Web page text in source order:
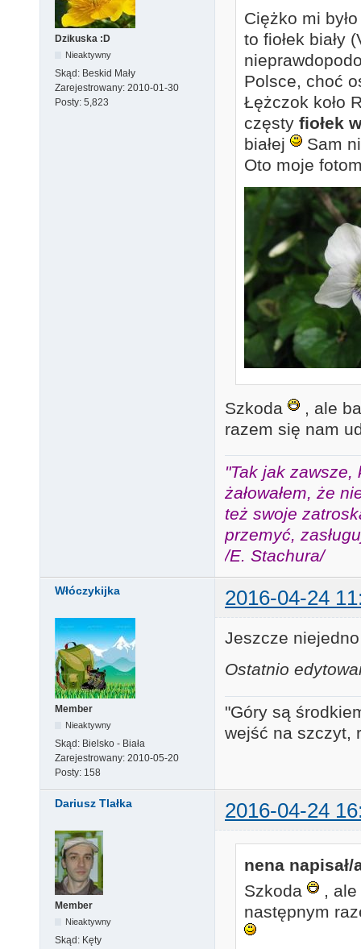
Dzikuska :D
Nieaktywny
Skąd: Beskid Mały
Zarejestrowany: 2010-01-30
Posty: 5,823
Ciężko mi
to fiołek biały
Polsce, choć
Łężczok koło
częsty fiołek
białej
Sam
Oto moje
Szkoda
, ale
razem się nam
"Tak jak zawsze,
żałowałem, że
też swoje
przemyć,
/E. Stachura/
Włóczykijka 2016-04-24
Member
Nieaktywny
Skąd: Bielsko - Biała
Zarejestrowany: 2010-05-20
Posty: 158
Jeszcze
Ostatnio
"Góry są
wejść na szczyt,
Dariusz Tlałka 2016-04-24
Member
Nieaktywny
Skąd: Kęty
nena napisał/
Szkoda
, ale
następnym